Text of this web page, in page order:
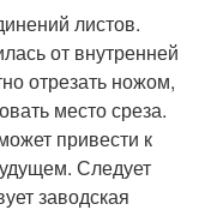
листов.
от внутренней
отрезать ножом,
место среза.
привести к
Следует
заводская